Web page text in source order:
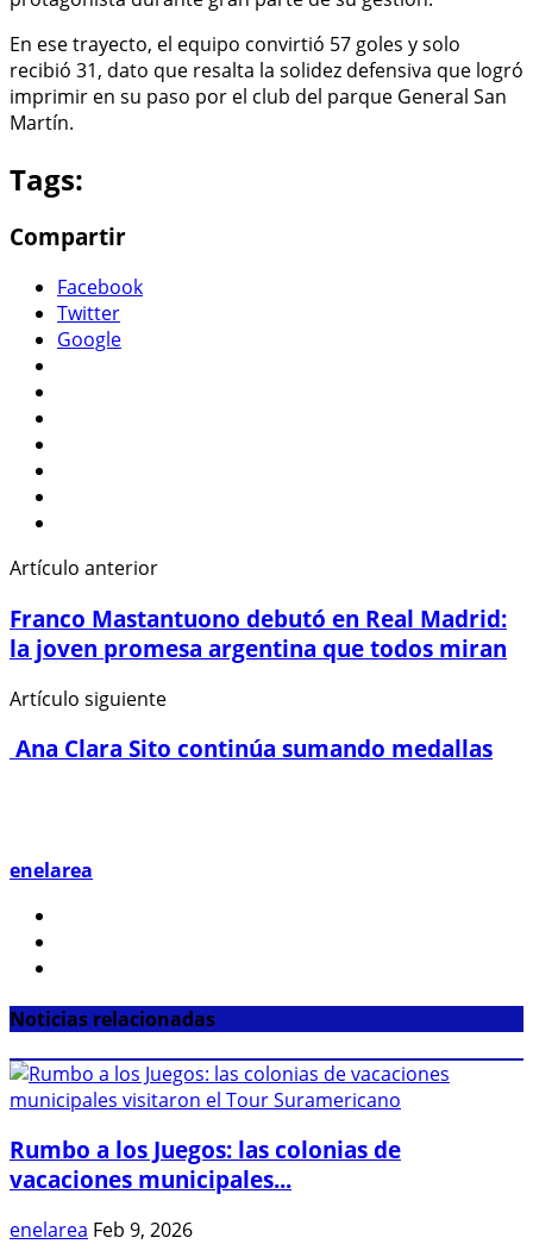
En ese trayecto, el equipo convirtió 57 goles y solo
recibió 31, dato que resalta la solidez defensiva que logró
imprimir en su paso por el club del parque General San
Martín.
Tags:
Compartir
Facebook
Twitter
Google
Artículo anterior
Franco Mastantuono debutó en Real Madrid:
la joven promesa argentina que todos miran
Artículo siguiente
Ana Clara Sito continúa sumando medallas
enelarea
Noticias relacionadas
Rumbo a los Juegos: las colonias de
vacaciones municipales...
enelarea Feb 9, 2026